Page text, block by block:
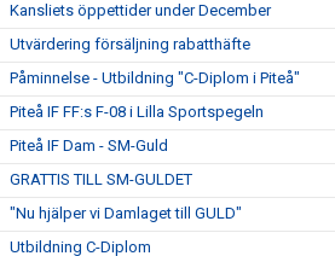
Kansliets öppettider under December
Utvärdering försäljning rabatthäfte
Påminnelse - Utbildning "C-Diplom i Piteå"
Piteå IF FF:s F-08 i Lilla Sportspegeln
Piteå IF Dam - SM-Guld
GRATTIS TILL SM-GULDET
"Nu hjälper vi Damlaget till GULD"
Utbildning C-Diplom